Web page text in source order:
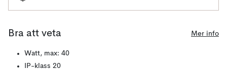
Bra att veta Mer info
Watt, max: 40
IP-klass 20